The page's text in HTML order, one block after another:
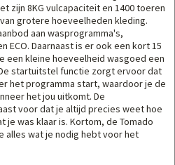
zijn 8KG vulcapaciteit en 1400 toeren
grotere hoeveelheden kleding.
aan wasprogramma's,
ECO. Daarnaast is er ook een kort 15
een kleine hoeveelheid wasgoed een
startuitstel functie zorgt ervoor dat
het programma start, waardoor je de
het jou uitkomt. De
voor dat je altijd precies weet hoe
was klaar is. Kortom, de Tomado
alles wat je nodig hebt voor het